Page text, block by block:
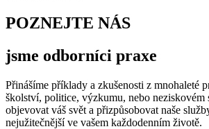
POZNEJTE NÁS
jsme odborníci praxe
Přinášíme příklady a zkušenosti z mnohaleté
školství, politice, výzkumu, nebo neziskovém
objevovat váš svět a přizpůsobovat naše
nejužitečnější ve vašem každodenním životě.